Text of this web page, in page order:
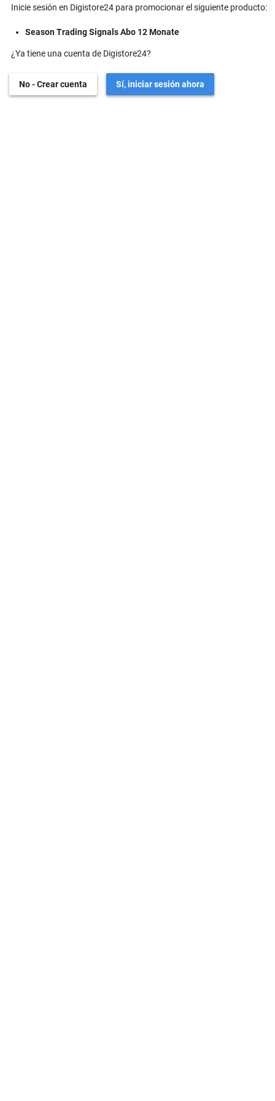
Inicie sesión en Digistore24 para promocionar el siguiente producto:
Season Trading Signals Abo 12 Monate
¿Ya tiene una cuenta de Digistore24?
No - Crear cuenta Sí, iniciar sesión ahora